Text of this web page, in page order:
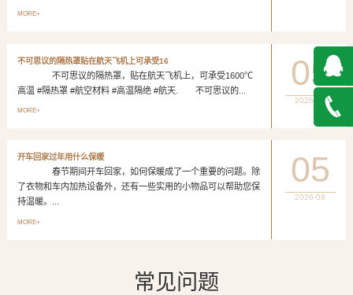
MORE+
不可思议的隔热罩贴在航天飞机上可承受16
不可思议的隔热罩，贴在航天飞机上，可承受1600℃
高温 #隔热罩 #航空材料 #高温隔绝 #航天. 不可思议的...
MORE+
05
2026-08
开车回家过年用什么保暖
春节期间开车回家，如何保暖成了一个重要的问题。除
了衣物和车内加热设备外，还有一些实用的小物品可以帮助您保
持温暖。...
MORE+
05
2026-08
常见问题
QQ在